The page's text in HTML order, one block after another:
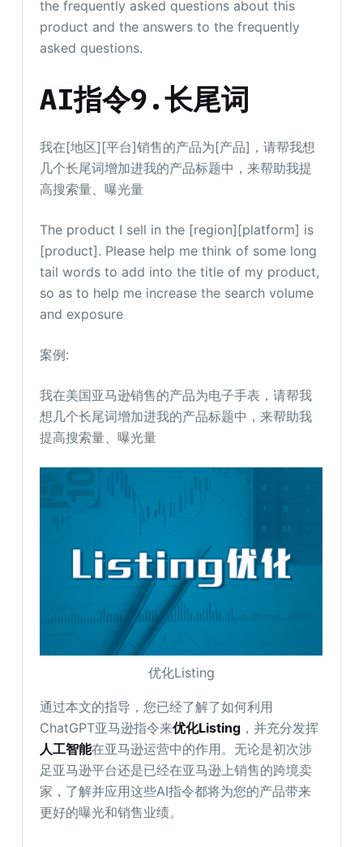
the frequently asked questions about this
product and the answers to the frequently
asked questions.
AI指令9.长尾词
我在[地区][平台]销售的产品为[产品]，请帮我想
几个长尾词增加进我的产品标题中，来帮助我提
高搜索量、曝光量
The product I sell in the [region][platform] is
[product]. Please help me think of some long
tail words to add into the title of my product,
so as to help me increase the search volume
and exposure
案例:
我在美国亚马逊销售的产品为电子手表，请帮我
想几个长尾词增加进我的产品标题中，来帮助我
提高搜索量、曝光量
优化Listing
通过本文的指导，您已经了解了如何利用
ChatGPT亚马逊指令来优化Listing ，并充分发挥
人工智能在亚马逊运营中的作用。无论是初次涉
足亚马逊平台还是已经在亚马逊上销售的跨境卖
家，了解并应用这些AI指令都将为您的产品带来
更好的曝光和销售业绩。